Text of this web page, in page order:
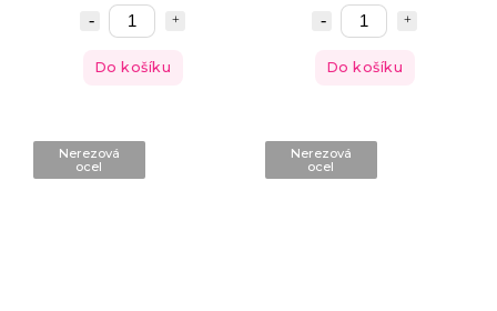
Do košíku Do košíku
Nerezová
ocel
Nerezová
ocel